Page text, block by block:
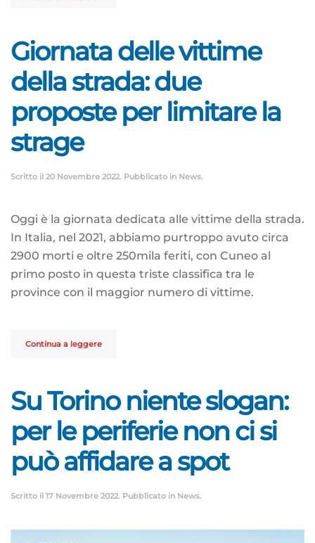
Giornata delle vittime
della strada: due
proposte per limitare la
strage
Scritto il 20 Novembre 2022. Pubblicato in News.
Oggi è la giornata dedicata alle vittime della strada.
In Italia, nel 2021, abbiamo purtroppo avuto circa
2900 morti e oltre 250mila feriti, con Cuneo al
primo posto in questa triste classifica tra le
province con il maggior numero di vittime.
Continua a leggere
Su Torino niente slogan:
per le periferie non ci si
può affidare a spot
Scritto il 17 Novembre 2022. Pubblicato in News.